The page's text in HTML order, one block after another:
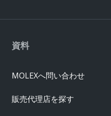
資料
MOLEXへ問い合わせ
販売代理店を探す